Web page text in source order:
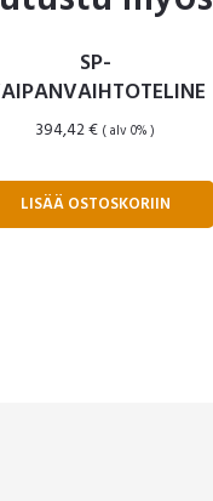
SP-
394,42€ ( alv 0% )
LISÄÄ OSTOSKORIIN